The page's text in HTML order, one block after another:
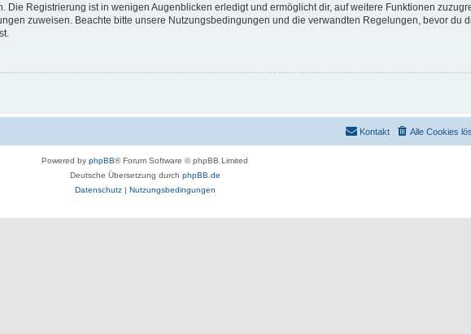
Die Registrierung ist in wenigen Augenblicken erledigt und ermöglicht dir, auf weitere Funktionen
zuweisen. Beachte bitte unsere Nutzungsbedingungen und die verwandten Regelungen, bevor du
Alle Cookies
Kontakt
Powered by phpBB® Forum Software © phpBB Limited
Deutsche Übersetzung durch phpBB.de
Datenschutz| Nutzungsbedingungen